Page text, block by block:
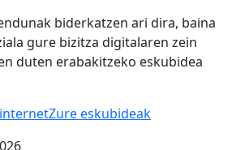
biderkatzen ari dira, baina
gure bizitza digitalaren zein
duten erabakitzeko eskubidea
Zure eskubideak